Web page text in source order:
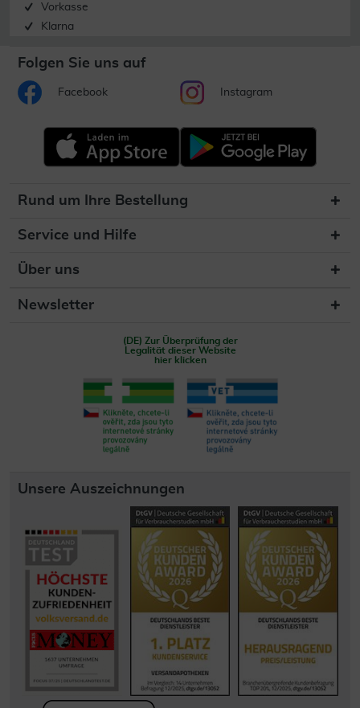
Vorkasse
Klarna
Folgen Sie uns auf
Facebook Instagram
Rund um Ihre Bestellung
Service und Hilfe
Über uns
Newsletter
(DE) Zur Überprüfung der
Legalität dieser Website
hier klicken
Unsere Auszeichnungen